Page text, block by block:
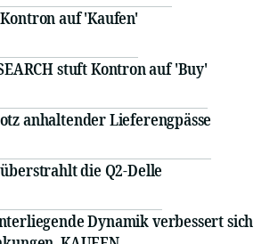
auf 'Kaufen'
stuft Kontron auf 'Buy'
anhaltender Lieferengpässe
die Q2-Delle
Dynamik verbessert sich